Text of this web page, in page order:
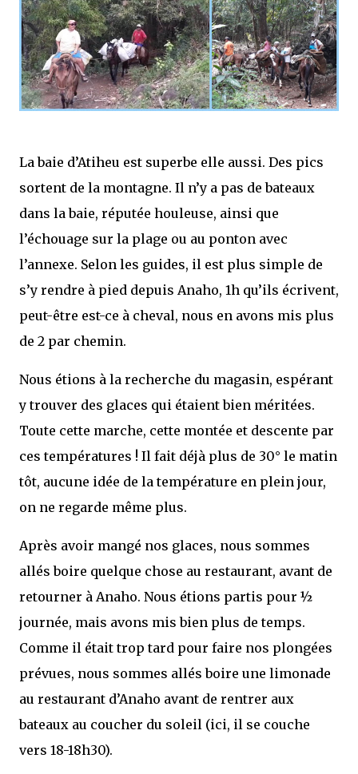
La baie d’Atiheu est superbe elle aussi. Des pics
sortent de la montagne. Il n’y a pas de bateaux
dans la baie, réputée houleuse, ainsi que
l’échouage sur la plage ou au ponton avec
l’annexe. Selon les guides, il est plus simple de
s’y rendre à pied depuis Anaho, 1h qu’ils écrivent,
peut-être est-ce à cheval, nous en avons mis plus
de 2 par chemin.
Nous étions à la recherche du magasin, espérant
y trouver des glaces qui étaient bien méritées.
Toute cette marche, cette montée et descente par
ces températures ! Il fait déjà plus de 30° le matin
tôt, aucune idée de la température en plein jour,
on ne regarde même plus.
Après avoir mangé nos glaces, nous sommes
allés boire quelque chose au restaurant, avant de
retourner à Anaho. Nous étions partis pour ½
journée, mais avons mis bien plus de temps.
Comme il était trop tard pour faire nos plongées
prévues, nous sommes allés boire une limonade
au restaurant d’Anaho avant de rentrer aux
bateaux au coucher du soleil (ici, il se couche
vers 18-18h30).